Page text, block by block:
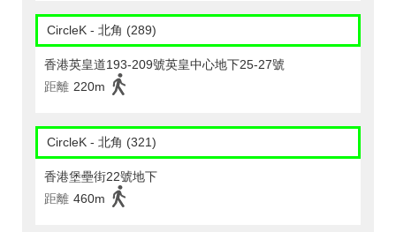
CircleK - 北角 (289)
香港英皇道193-209號英皇中心地下25-27號
距離 220m
CircleK - 北角 (321)
香港堡壘街22號地下
距離 460m